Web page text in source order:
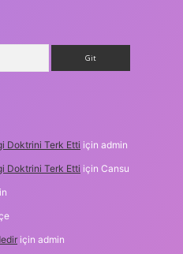
Doktrini Terk Etti için admin
Doktrini Terk Etti için Cansu
için admin